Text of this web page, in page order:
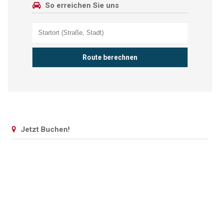
So erreichen Sie uns
Jetzt Buchen!